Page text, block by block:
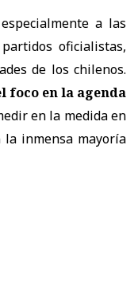
a las
oficialistas,
de los chilenos.
foco en la agenda
en la medida en
la inmensa mayoría